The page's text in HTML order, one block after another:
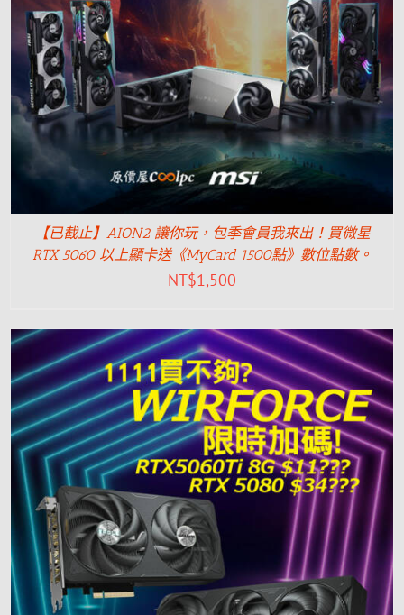
【已截止】AION2 讓你玩，包季會員我來出！買微星
RTX 5060 以上顯卡送《MyCard 1500點》數位點數。
NT$1,500